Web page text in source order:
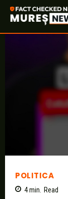
POLITICA
4min. Read